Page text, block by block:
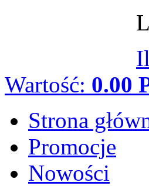
Wartość: 0.00
Strona
Promocje
Nowości